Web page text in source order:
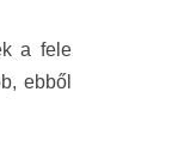
a fele
ebből